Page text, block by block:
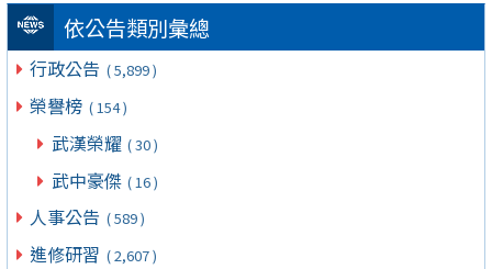
依公告類別彙總
行政公告 ( 5,899 )
榮譽榜 ( 154 )
武漢榮耀 ( 30 )
武中豪傑 ( 16 )
人事公告 ( 589 )
進修研習 ( 2,607 )